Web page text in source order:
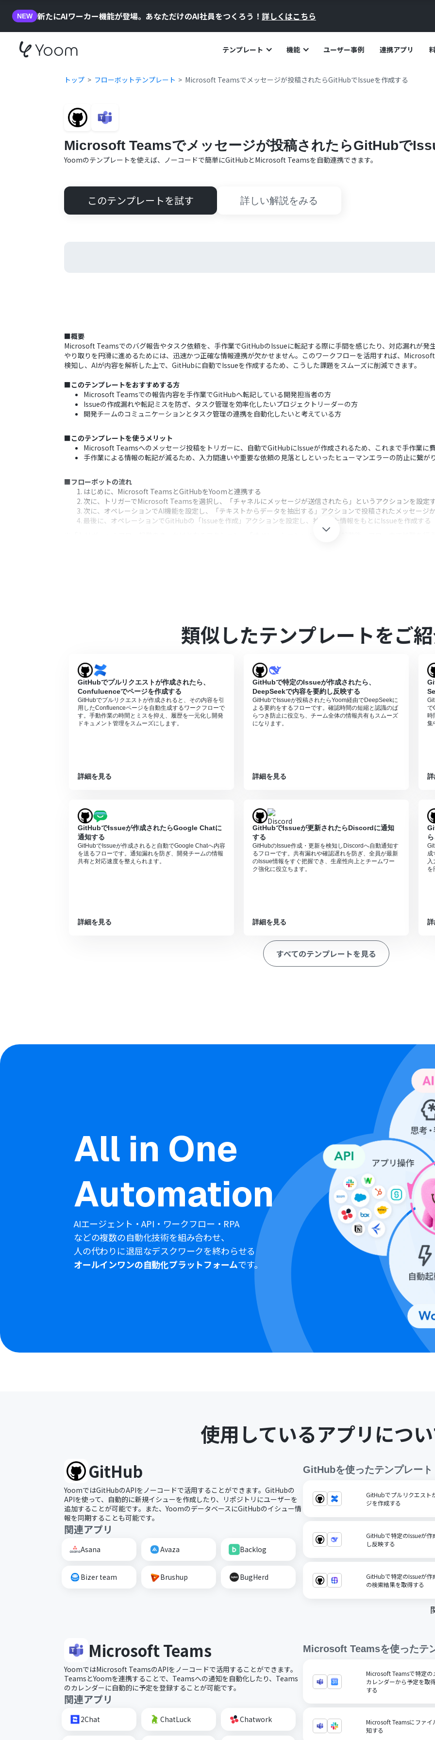
NEW 新たにAIワーカー機能が登場。あなただけのAI社員をつくろう！ 詳しくはこちら
テンプレート 機能 ユーザー事例 連携アプリ
トップ フローボットテンプレート Microsoft Teamsでメッセージが投稿されたらGitHubでIssueを作成する
Microsoft Teamsでメッセージが投稿されたらGitHubで
Yoomのテンプレートを使えば、ノーコードで簡単にGitHubとMicrosoft Teamsを自動連携できます。
このテンプレートを試す 詳しい解説をみる
■概要
Microsoft Teamsでのバグ報告やタスク依頼を、手作業でGitHubのIssueに転記する際に手間を感じたり、対応漏れが発
やり取りを円滑に進めるためには、迅速かつ正確な情報連携が欠かせません。このワークフローを活用すれば、
検知し、AIが内容を解析した上で、GitHubに自動でIssueを作成するため、こうした課題をスムーズに削減できます。
■このテンプレートをおすすめする方
Microsoft Teamsでの報告内容を手作業でGitHubへ転記している開発担当者の方
Issueの作成漏れや転記ミスを防ぎ、タスク管理を効率化したいプロジェクトリーダーの方
開発チームのコミュニケーションとタスク管理の連携を自動化したいと考えている方
■このテンプレートを使うメリット
Microsoft Teamsへのメッセージ投稿をトリガーに、自動でGitHubにIssueが作成されるため、これまで手作業に
手作業による情報の転記が減るため、入力間違いや重要な依頼の見落としといったヒューマンエラーの防止に繋が
■フローボットの流れ
はじめに、Microsoft TeamsとGitHubをYoomと連携する
次に、トリガーでMicrosoft Teamsを選択し、「チャネルにメッセージが送信されたら」というアクションを設定
次に、オペレーションでAI機能を設定し、「テキストからデータを抽出する」アクションで投稿されたメッセージ
最後に、オペレーションでGitHubの「Issueを作成」アクションを設定し、抽出した情報をもとにIssueを作成する
トリガーは5分、10分、15分、30分、60分の間隔で起動間隔を選択できます。
プランによって最短の起動間隔が異なりますので、ご注意ください。
Microsoft365（旧Office365）には、家庭向けプランと一般法人向けプラン（Microsoft365 Business）があり、
類似したテンプレートをご
GitHubでプルリクエストが作成されたら、
Confuluenceでページを作成する
GitHubでプルリクエストが作成されると、その内容を引
用したConfluenceページを自動生成するワークフローで
す。手動作業の時間とミスを抑え、履歴を一元化し開発
ドキュメント管理をスムーズにします。
詳細を見る
GitHubで特定のIssueが作成されたら、
DeepSeekで内容を要約し反映する
GitHubでIssueが投稿されたらYoom経由でDeepSeekに
よる要約をするフローです。確認時間の短縮と認識のば
らつき防止に役立ち、チーム全体の情報共有もスムーズ
になります。
詳細を見る
で
時
集
GitHubでIssueが作成されたらGoogle Chatに
通知する
GitHubでIssueが作成されると自動でGoogle Chatへ内容
を送るフローです。通知漏れを防ぎ、開発チームの情報
共有と対応速度を整えられます。
詳細を見る
GitHubでIssueが更新されたらDiscordに通知
する
GitHubのIssue作成・更新を検知しDiscordへ自動通知す
るフローです。共有漏れや確認遅れを防ぎ、全員が最新
のIssue情報をすぐ把握でき、生産性向上とチームワー
ク強化に役立ちます。
詳細を見る
成
を
すべてのテンプレートを見る
All in One
Automation
AIエージェント・API・ワークフロー・RPA
などの複数の自動化技術を組み合わせ、
人の代わりに退屈なデスクワークを終わらせる
オールインワンの自動化プラットフォームです。
使用しているアプリにつ
GitHub
YoomではGitHubのAPIをノーコードで活用することができます。GitHubの
APIを使って、自動的に新規イシューを作成したり、リポジトリにユーザーを
追加することが可能です。また、YoomのデータベースにGitHubのイシュー情
報を同期することも可能です。
関連アプリ
Asana Avaza Backlog
Bizer team Brushup BugHerd
GitHubを使ったテンプレート
GitHubでプルリクエスト
ジを作成する
GitHubで特定のIssueが
し反映する
GitHubで特定のIssueが
の検索結果を取得する
Microsoft Teams
YoomではMicrosoft TeamsのAPIをノーコードで活用することができます。
TeamsとYoomを連携することで、Teamsへの通知を自動化したり、Teams
のカレンダーに自動的に予定を登録することが可能です。
関連アプリ
2Chat ChatLuck Chatwork
Microsoft Teamsを使ったテ
Microsoft Teamsで特定
カレンダーから予定を取
する
Microsoft Teamsにファ
知する